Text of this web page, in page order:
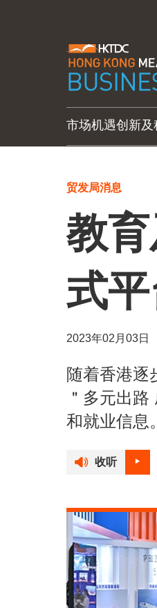
市场机遇创新及
贸发局消息
教
式
2023年02月03日
随着香港逐
＂多元出
和就业信息。
收听